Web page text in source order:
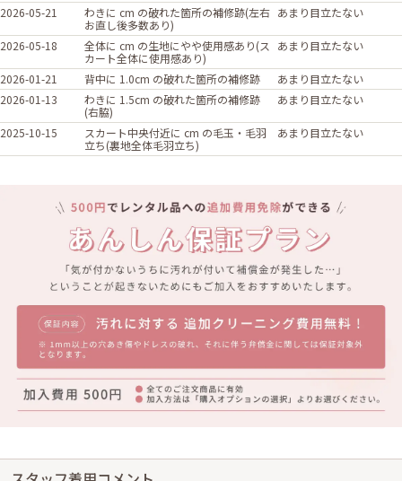
2026-05-21
わきに cm の破れた箇所の補修跡(左右
お直し後多数あり)
あまり目立たない
2026-05-18
全体に cm の生地にやや使用感あり(ス
カート全体に使用感あり)
あまり目立たない
2026-01-21 背中に 1.0cm の破れた箇所の補修跡
あまり目立たない
2026-01-13
わきに 1.5cm の破れた箇所の補修跡
(右脇)
あまり目立たない
2025-10-15
スカート中央付近に cm の毛玉・毛羽
立ち(裏地全体毛羽立ち)
あまり目立たない